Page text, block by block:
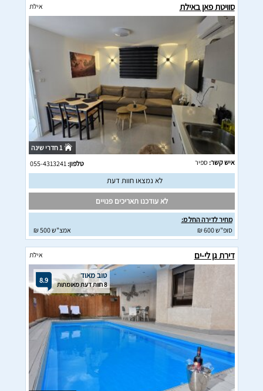
סוויטת פאן באילת אילת
1 חדרי שינה
איש קשר:ספיר טלפון:055-4313241
לא נמצאו חוות דעת
לא עודכנו תאריכים פנויים
מחיר לדירה החל מ:
סופ"ש 600 ₪
אמצ"ש 500 ₪
דירת גן לי-ים אילת
8.9 טוב מאוד
8 חוות דעת מאומתות